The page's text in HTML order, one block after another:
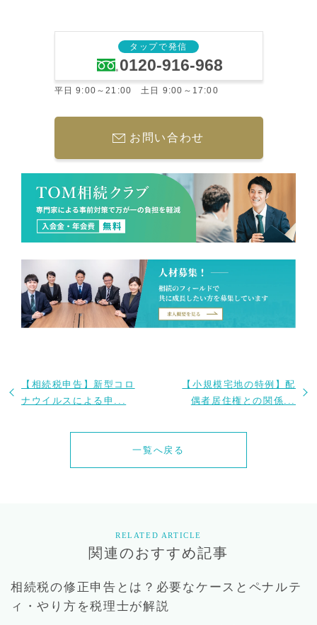
タップで発信
0120-916-968
平日 9:00～21:00 土日 9:00～17:00
お問い合わせ
【相続税申告】新型コロ
ナウイルスによる申...
一覧へ戻る
【小規模宅地の特例】配
偶者居住権との関係...
RELATED ARTICLE
関連のおすすめ記事
相続税の修正申告とは？必要なケースとペナルテ
ィ・やり方を税理士が解説